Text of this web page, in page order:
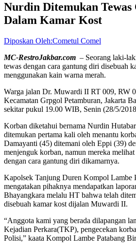
Nurdin Ditemukan
Dalam Kamar Kost
Diposkan Oleh:Cometul Comel
MC-RestroJakbar.com – Seorang laki-
tewas dengan cara gantung diri disebuah
menggunakan kain warna merah.
Warga jalan Dr. Muwardi II RT 009, RW
Kecamatan Grpgol Petamburan, Jakarta
sekitar pukul 19.00 WIB, Senin (28/5/
Korban diketahui bernama Nurdin
ditemukan pertama kali oleh menantu
Damayanti (45) ditemani oleh Eppi (39)
menjenguk korban, namun mereka
dengan cara gantung diri dikamarnya.
Kapolsek Tanjung Duren Kompol Lambe
mengatakan pihaknya mendapatkan
Bhayangkara melalu HT bahwa telah
disebuah kamar kost dijalan Muwardi II.
“Anggota kami yang berada dilapangan
Kejadian Perkara(TKP), pengecekan
Polisi,” kaata Kompol Lambe Patabang